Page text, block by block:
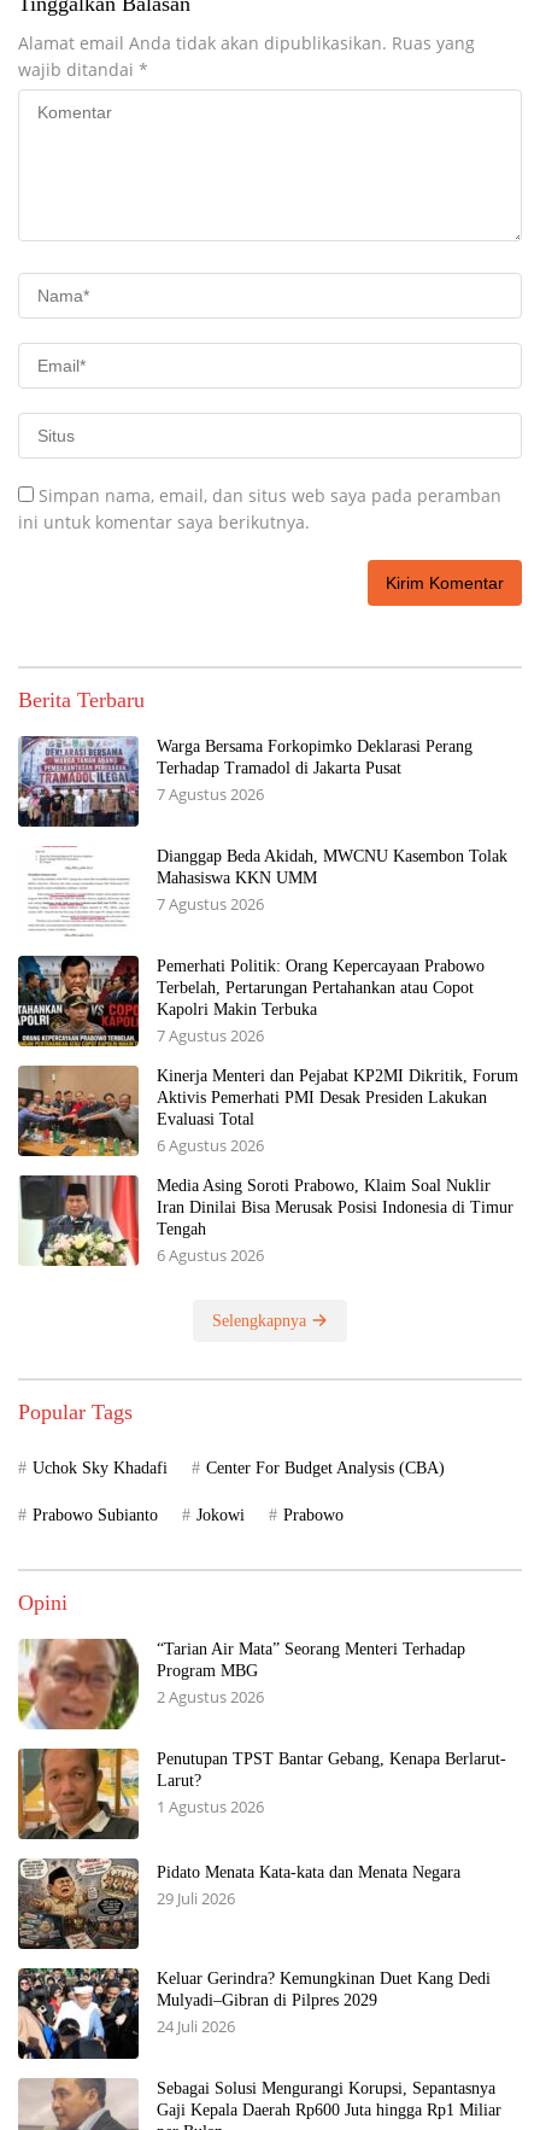
Alamat email Anda tidak akan dipublikasikan. Ruas yang
wajib ditandai *
Simpan nama, email, dan situs web saya pada peramban
ini untuk komentar saya berikutnya.
Berita Terbaru
Warga Bersama Forkopimko Deklarasi Perang
Terhadap Tramadol di Jakarta Pusat
7 Agustus 2026
Dianggap Beda Akidah, MWCNU Kasembon Tolak
Mahasiswa KKN UMM
7 Agustus 2026
Pemerhati Politik: Orang Kepercayaan Prabowo
Terbelah, Pertarungan Pertahankan atau Copot
Kapolri Makin Terbuka
7 Agustus 2026
Kinerja Menteri dan Pejabat KP2MI Dikritik, Forum
Aktivis Pemerhati PMI Desak Presiden Lakukan
Evaluasi Total
6 Agustus 2026
Media Asing Soroti Prabowo, Klaim Soal Nuklir
Iran Dinilai Bisa Merusak Posisi Indonesia di Timur
Tengah
6 Agustus 2026
Selengkapnya
Popular Tags
Uchok Sky Khadafi Center For Budget Analysis (CBA)
Prabowo Subianto Jokowi Prabowo
Opini
“Tarian Air Mata” Seorang Menteri Terhadap
Program MBG
2 Agustus 2026
Penutupan TPST Bantar Gebang, Kenapa Berlarut-
Larut?
1 Agustus 2026
Pidato Menata Kata-kata dan Menata Negara
29 Juli 2026
Keluar Gerindra? Kemungkinan Duet Kang Dedi
Mulyadi–Gibran di Pilpres 2029
24 Juli 2026
Sebagai Solusi Mengurangi Korupsi, Sepantasnya
Gaji Kepala Daerah Rp600 Juta hingga Rp1 Miliar